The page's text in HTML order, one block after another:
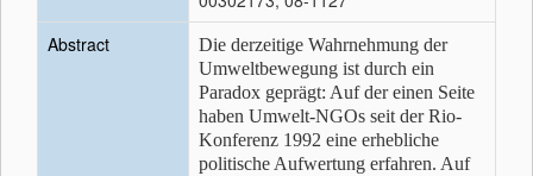
Abstract
Die derzeitige Wahrnehmung der
Umweltbewegung ist durch ein
Paradox geprägt: Auf der einen Seite
haben Umwelt-NGOs seit der Rio-
Konferenz 1992 eine erhebliche
politische Aufwertung erfahren. Auf